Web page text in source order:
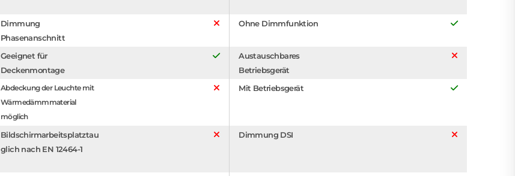
Dimmung
Phasenanschnitt
Ohne Dimmfunktion
Geeignet für
Deckenmontage
Austauschbares
Betriebsgerät
Abdeckung der Leuchte mit
Wärmedämmmaterial
möglich
Mit Betriebsgerät
Bildschirmarbeitsplatztau
glich nach EN 12464-1
Dimmung DSI